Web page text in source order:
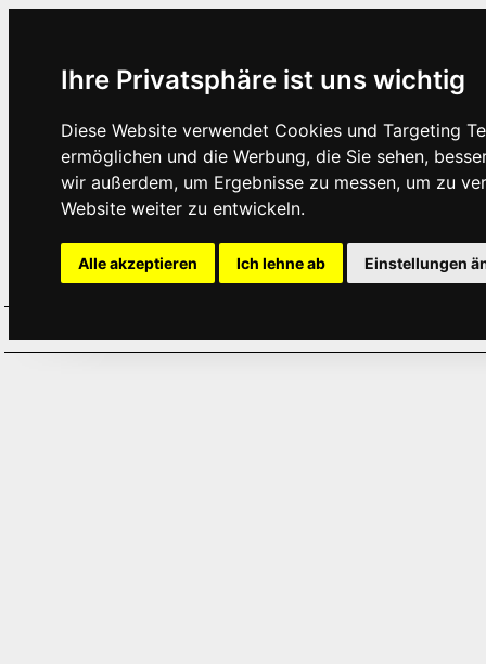
Ihre Privatsphäre ist uns wichtig
Diese Website verwendet Cookies und Targeting
ermöglichen und die Werbung, die Sie sehen,
wir außerdem, um Ergebnisse zu messen, um zu
Website weiter zu entwickeln.
Alle akzeptieren Ich lehne ab Einstellungen